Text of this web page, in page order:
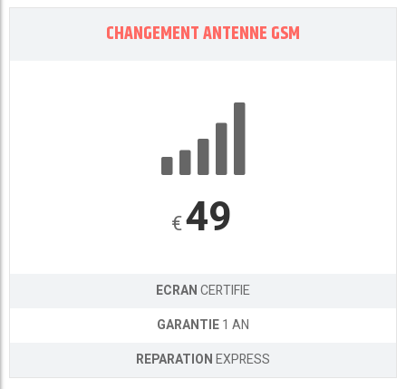
CHANGEMENT ANTENNE GSM
€49
ECRANCERTIFIE
GARANTIE1 AN
REPARATIONEXPRESS